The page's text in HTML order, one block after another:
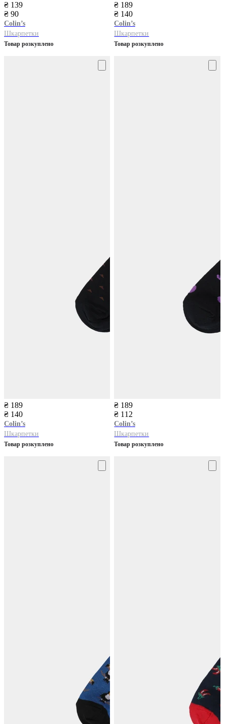
₴ 139
₴ 90
Colin’s
Шкарпетки
Товар розкуплено
₴ 189
₴ 140
Colin’s
Шкарпетки
Товар розкуплено
₴ 189
₴ 140
Colin’s
Шкарпетки
Товар розкуплено
₴ 189
₴ 112
Colin’s
Шкарпетки
Товар розкуплено